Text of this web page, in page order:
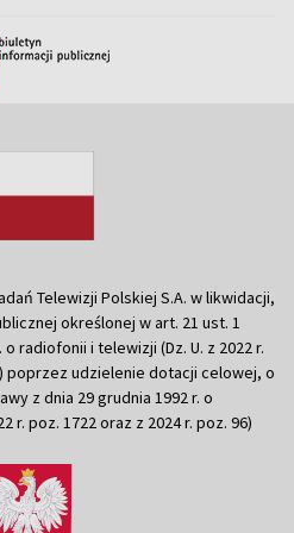
Telewizji Polskiej S.A. w likwidacji,
określonej w art. 21 ust. 1
radiofonii i telewizji (Dz. U. z 2022 r.
poprzez udzielenie dotacji celowej, o
z dnia 29 grudnia 1992 r. o
r. poz. 1722 oraz z 2024 r. poz. 96)